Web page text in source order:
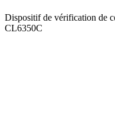
Dispositif de vérification de
CL6350C